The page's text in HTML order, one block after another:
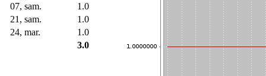
07, sam.
1.0
21, sam.
1.0
24, mar.
1.0
3.0